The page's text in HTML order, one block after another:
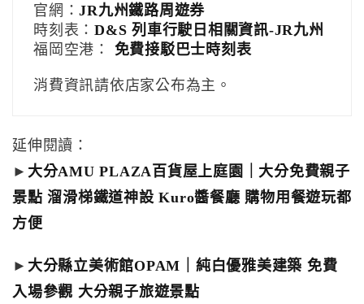
官網：JR九州鐵路周遊券
時刻表： D&S 列車行駛日相關資訊-JR九州
福岡空港：
免費接駁巴士時刻表
消費資訊請依店家公布為主。
延伸閱讀：
► 大分AMU PLAZA百貨屋上庭園｜大分免費親子
景點 溜滑梯鐵道神設 Kuro醬餐廳 購物用餐遊玩都
方便
► 大分縣立美術館OPAM｜純白優雅美建築 免費
入場參觀 大分親子旅遊景點